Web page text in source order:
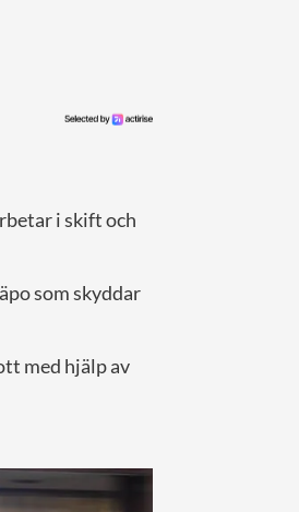
i skift och
som skyddar
med hjälp av